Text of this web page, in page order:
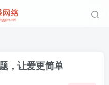
，让爱更简单